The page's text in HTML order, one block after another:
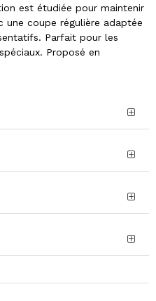
est étudiée pour maintenir
coupe régulière adaptée
Parfait pour les
Proposé en